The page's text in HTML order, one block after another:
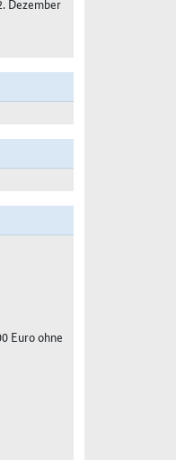
Dezember
Euro ohne